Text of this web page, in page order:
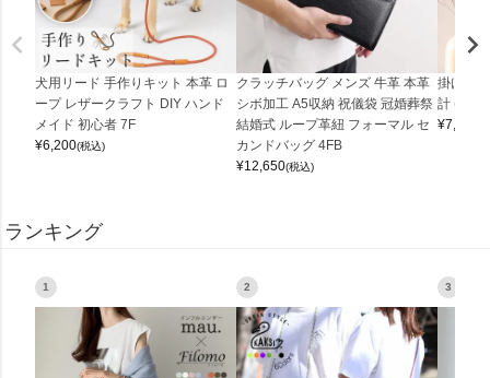
犬用リード 手作りキット 本革 ロ
ープ レザークラフト DIY ハンド
メイド 初心者 7F
¥6,200(税込)
クラッチバッグ メンズ 牛革 本革
シボ加工 A5収納 祝儀袋 冠婚葬祭
結婚式 ループ革紐 フォーマル セ
カンドバッグ 4FB
¥12,650(税込)
掛け時
計
¥7,150
ランキング
1 2 3